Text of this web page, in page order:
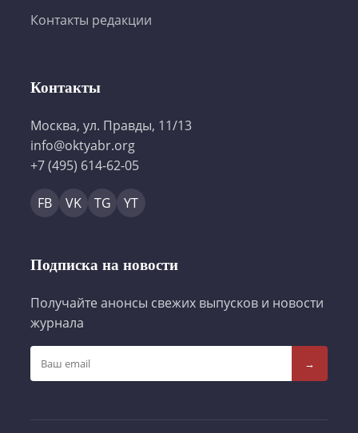
Контакты редакции
Контакты
Москва, ул. Правды, 11/13
info@oktyabr.org
+7 (495) 614-62-05
FB VK TG YT
Подписка на новости
Получайте анонсы свежих выпусков и новости
журнала
→